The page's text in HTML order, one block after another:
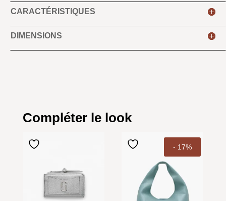
CARACTÉRISTIQUES
DIMENSIONS
Compléter le look
- 17%